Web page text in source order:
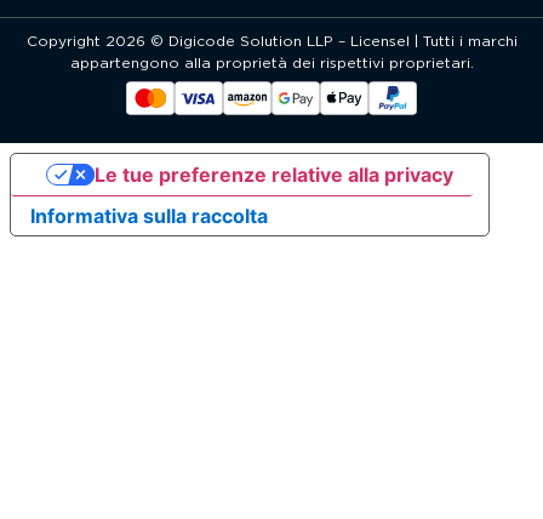
Copyright 2026 © Digicode Solution LLP – Licensel | Tutti i marchi
appartengono alla proprietà dei rispettivi proprietari.
Informativa sulla raccolta
Le tue preferenze relative alla privacy